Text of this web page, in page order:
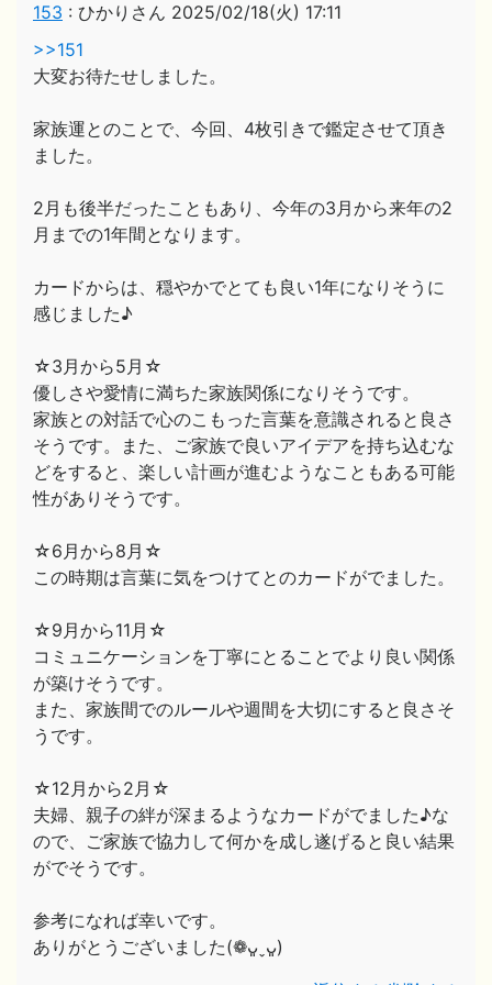
153 : ひかりさん 2025/02/18(火) 17:11
>>151
大変お待たせしました。
家族運とのことで、今回、4枚引きで鑑定させて頂き
ました。
2月も後半だったこともあり、今年の3月から来年の2
月までの1年間となります。
カードからは、穏やかでとても良い1年になりそうに
感じました♪
☆3月から5月☆
優しさや愛情に満ちた家族関係になりそうです。
家族との対話で心のこもった言葉を意識されると良さ
そうです。また、ご家族で良いアイデアを持ち込むな
どをすると、楽しい計画が進むようなこともある可能
性がありそうです。
☆6月から8月☆
この時期は言葉に気をつけてとのカードがでました。
☆9月から11月☆
コミュニケーションを丁寧にとることでより良い関係
が築けそうです。
また、家族間でのルールや週間を大切にすると良さそ
うです。
☆12月から2月☆
夫婦、親子の絆が深まるようなカードがでました♪な
ので、ご家族で協力して何かを成し遂げると良い結果
がでそうです。
参考になれば幸いです。
ありがとうございました(❁ᴗ͈ˬᴗ͈)